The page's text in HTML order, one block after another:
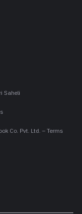
Saheli
Co. Pvt. Ltd. – Terms